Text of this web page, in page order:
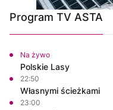
Program TV ASTA
Na żywo
Polskie Lasy
22:50
Własnymi ścieżkami
23:00